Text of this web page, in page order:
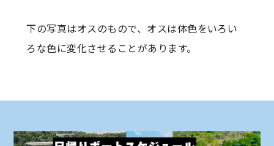
下の写真はオスのもので、オスは体色をいろい
ろな色に変化させることがあります。